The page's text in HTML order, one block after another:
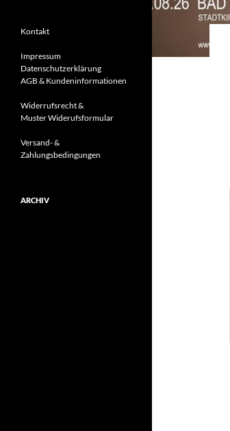
Kontakt
Impressum
Datenschutzerklärung
AGB & Kundeninformationen
Widerrufsrecht &
Muster Widerufsformular
Versand- &
Zahlungsbedingungen
ARCHIV